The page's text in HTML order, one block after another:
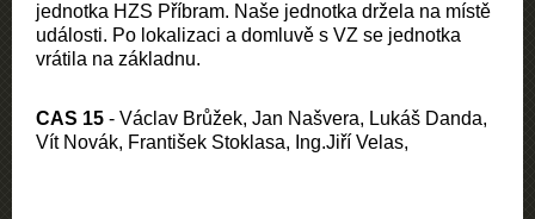
jednotka HZS Příbram. Naše jednotka držela na místě
události. Po lokalizaci a domluvě s VZ se jednotka
vrátila na základnu.
CAS 15 - Václav Brůžek, Jan Našvera, Lukáš Danda,
Vít Novák, František Stoklasa, Ing.Jiří Velas,